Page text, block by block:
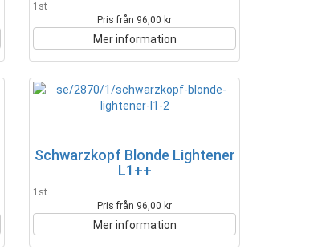
1st
Pris från 96,00 kr
Mer information
Schwarzkopf Blonde Lightener
L1++
1st
Pris från 96,00 kr
Mer information